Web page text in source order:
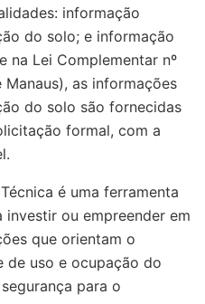
informação
do solo; e informação
na Lei Complementar nº
as informações
do solo são fornecidas
formal, com a
é uma ferramenta
investir ou empreender em
que orientam o
de uso e ocupação do
para o